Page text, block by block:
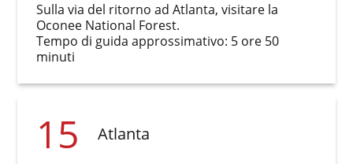
Sulla via del ritorno ad Atlanta, visitare la
Oconee National Forest.
Tempo di guida approssimativo: 5 ore 50
minuti
15 Atlanta